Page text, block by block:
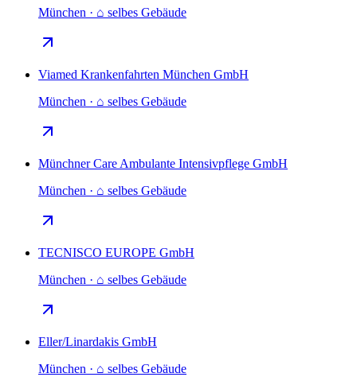
München · ⌂ selbes Gebäude
Viamed Krankenfahrten München GmbH
München · ⌂ selbes Gebäude
Münchner Care Ambulante Intensivpflege GmbH
München · ⌂ selbes Gebäude
TECNISCO EUROPE GmbH
München · ⌂ selbes Gebäude
Eller/Linardakis GmbH
München · ⌂ selbes Gebäude